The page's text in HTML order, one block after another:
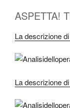
ASPETTA!
La descrizione
La descrizione